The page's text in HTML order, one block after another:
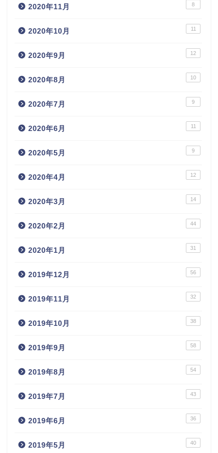
2020年11月 8
2020年10月 11
2020年9月 12
2020年8月 10
2020年7月 9
2020年6月 11
2020年5月 9
2020年4月 12
2020年3月 14
2020年2月 44
2020年1月 31
2019年12月 56
2019年11月 32
2019年10月 38
2019年9月 58
2019年8月 54
2019年7月 43
2019年6月 36
2019年5月 40